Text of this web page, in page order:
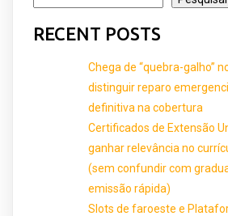
RECENT POSTS
Chega de “quebra-galho”
distinguir reparo
definitiva na cobertura
Certificados de Extensão
ganhar relevância no
(sem confundir com
emissão rápida)
Slots de faroeste e